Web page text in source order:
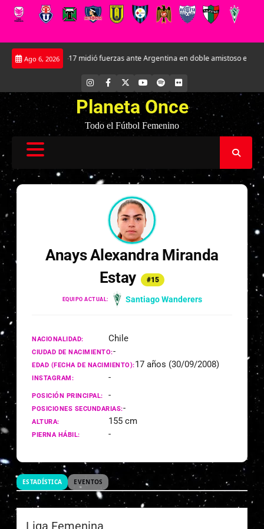
Saltar
Ago 6, 2026
La Roja Sub-17 midió fuerzas ante Argentina en doble amistoso en el CAR
INSTAGRAM
FACEBOOK YOUTUBE
SPOTIFYFLICKR
Planeta Once
Todo el Fútbol Femenino
Anays Alexandra Miranda
Estay
#15
EQUIPO ACTUAL: Santiago Wanderers
NACIONALIDAD: Chile
CIUDAD DE NACIMIENTO:-
EDAD (FECHA DE NACIMIENTO):17 años (30/09/2008)
INSTAGRAM: -
POSICIÓN PRINCIPAL: -
POSICIONES SECUNDARIAS:-
ALTURA: 155 cm
PIERNA HÁBIL: -
ESTADÍSTICA EVENTOS
Liga Femenina